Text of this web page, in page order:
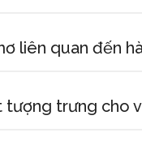
liên quan đến
tượng trưng cho